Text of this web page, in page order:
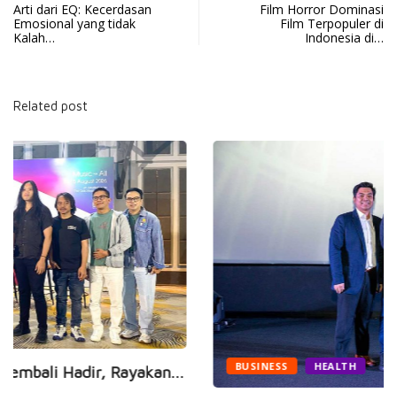
Arti dari EQ: Kecerdasan
Emosional yang tidak
Kalah…
Film Horror Dominasi
Film Terpopuler di
Indonesia di…
Related post
BUSINESS HEALTH